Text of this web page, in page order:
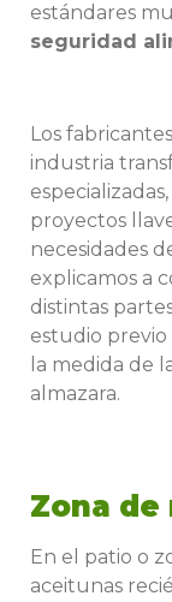
estándares
seguridad
Los
industria
proyectos
necesidades
explicamos a
distintas
estudio
la medida de
almazara.
Zona
En el patio o
aceitunas